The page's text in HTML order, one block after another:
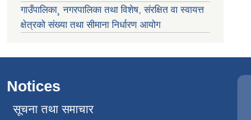
गाउँपालिका¸ नगरपालिका तथा विशेष, संरक्षित वा स्वायत्त
क्षेत्रको संख्या तथा सीमाना निर्धारण आयोग
Notices
सूचना तथा समाचार